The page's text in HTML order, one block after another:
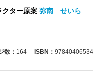
クター原案 弥南 せいら
数： 164 ISBN：